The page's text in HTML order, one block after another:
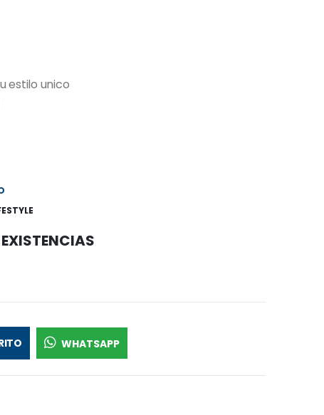
estilo unico
WHATSAPP